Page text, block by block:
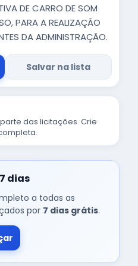
DE CARRO DE SOM
PARA A REALIZAÇÃO
DA ADMINISTRAÇÃO.
Salvar na lista
das licitações. Crie
dias
a todas as
por 7 dias grátis.